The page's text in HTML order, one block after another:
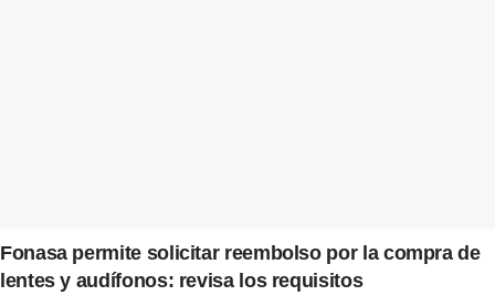
Fonasa permite solicitar reembolso por la compra de
lentes y audífonos: revisa los requisitos